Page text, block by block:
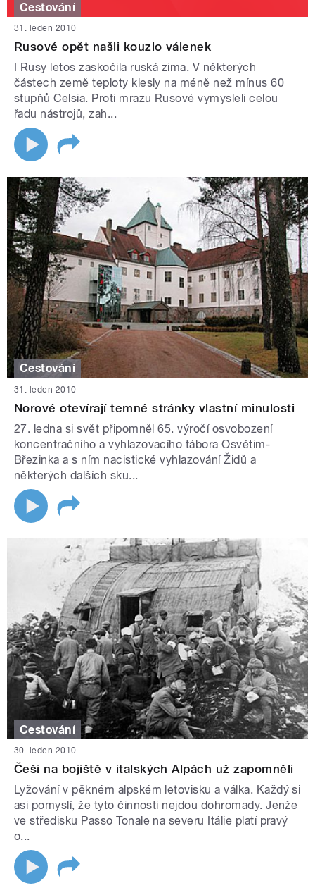
Cestování
31. leden 2010
Rusové opět našli kouzlo válenek
I Rusy letos zaskočila ruská zima. V některých
částech země teploty klesly na méně než mínus 60
stupňů Celsia. Proti mrazu Rusové vymysleli celou
řadu nástrojů, zah...
Cestování
31. leden 2010
Norové otevírají temné stránky vlastní minulosti
27. ledna si svět připomněl 65. výročí osvobození
koncentračního a vyhlazovacího tábora Osvětim-
Březinka a s ním nacistické vyhlazování Židů a
některých dalších sku...
Cestování
30. leden 2010
Češi na bojiště v italských Alpách už zapomněli
Lyžování v pěkném alpském letovisku a válka. Každý si
asi pomyslí, že tyto činnosti nejdou dohromady. Jenže
ve středisku Passo Tonale na severu Itálie platí pravý
o...